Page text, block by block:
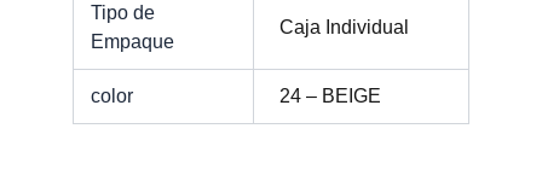
Tipo de
Empaque
Caja Individual
color 24 – BEIGE